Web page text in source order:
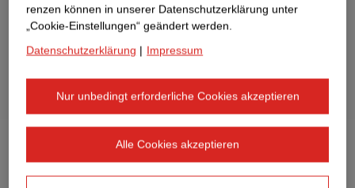
Der STRABAG Hochbau erstellt den Rohbau für die vier
Gebäude des neuen Campus Technik. Über vier
renzen können in unserer Datenschutzerklärung unter
„Cookie-Einstellungen“ geändert werden.
Datenschutzerklärung | Impressum
Nur unbedingt erforderliche Cookies akzeptieren
Alle Cookies akzeptieren